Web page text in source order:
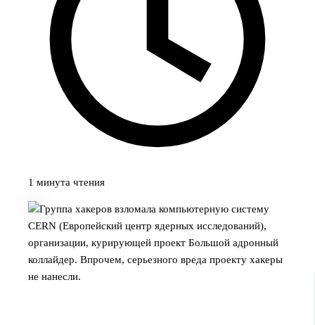
1 минута чтения
Группа хакеров взломала компьютерную систему
CERN (Европейский центр ядерных исследований),
организации, курирующей проект Большой адронный
коллайдер. Впрочем, серьезного вреда проекту хакеры
не нанесли.